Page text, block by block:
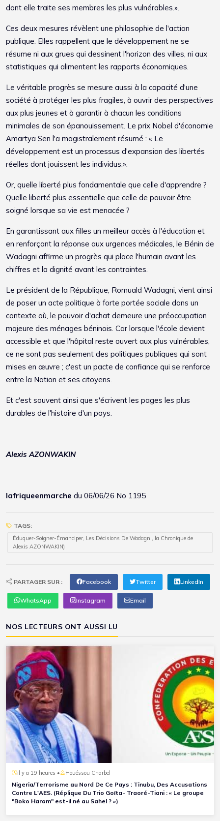
dont elle traite ses membres les plus vulnérables.».
Ces deux mesures révèlent une philosophie de l'action
publique. Elles rappellent que le développement ne se
résume ni aux grues qui dessinent l'horizon des villes, ni aux
statistiques qui alimentent les rapports économiques.
Le véritable progrès se mesure aussi à la capacité d'une
société à protéger les plus fragiles, à ouvrir des perspectives
aux plus jeunes et à garantir à chacun les conditions
minimales de son épanouissement. Le prix Nobel d'économie
Amartya Sen l'a magistralement résumé : « Le
développement est un processus d'expansion des libertés
réelles dont jouissent les individus.».
Or, quelle liberté plus fondamentale que celle d'apprendre ?
Quelle liberté plus essentielle que celle de pouvoir être
soigné lorsque sa vie est menacée ?
En garantissant aux filles un meilleur accès à l'éducation et
en renforçant la réponse aux urgences médicales, le Bénin de
Wadagni affirme un progrès qui place l'humain avant les
chiffres et la dignité avant les contraintes.
Le président de la République, Romuald Wadagni, vient ainsi
de poser un acte politique à forte portée sociale dans un
contexte où, le pouvoir d'achat demeure une préoccupation
majeure des ménages béninois. Car lorsque l'école devient
accessible et que l'hôpital reste ouvert aux plus vulnérables,
ce ne sont pas seulement des politiques publiques qui sont
mises en œuvre ; c'est un pacte de confiance qui se renforce
entre la Nation et ses citoyens.
Et c'est souvent ainsi que s'écrivent les pages les plus
durables de l'histoire d'un pays.
Alexis AZONWAKIN
lafriqueenmarche du 06/06/26 No 1195
TAGS:
Éduquer-Soigner-Émanciper, Les Décisions De Wadagni, la Chronique de
Alexis AZONWAKIN)
PARTAGER SUR : Facebook Twitter LinkedIn
WhatsApp Instagram Email
NOS LECTEURS ONT AUSSI LU
il y a 19 heures • Houéssou Charbel
Nigeria/Terrorisme au Nord De Ce Pays : Tinubu, Des Accusations
Contre L'AES. (Réplique Du Trio Goïta- Traoré-Tiani : « Le groupe
"Boko Haram" est-il né au Sahel ? »)